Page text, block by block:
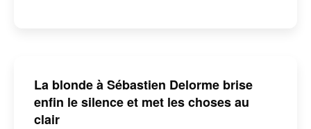
La blonde à Sébastien Delorme brise
enfin le silence et met les choses au
clair